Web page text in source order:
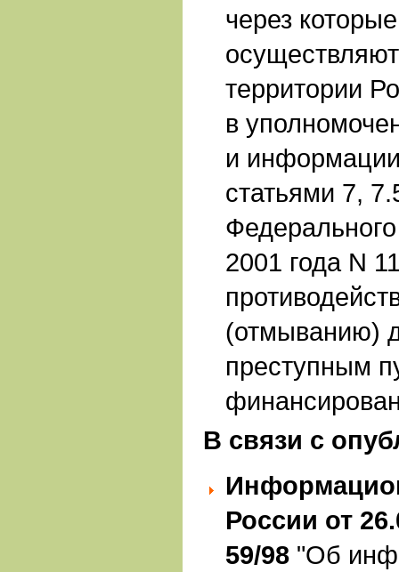
через
территории
в
и информации
статьями 7,
Федерального
2001 года N
(отмыванию)
преступным
В связи с
России от
59/98 "Об